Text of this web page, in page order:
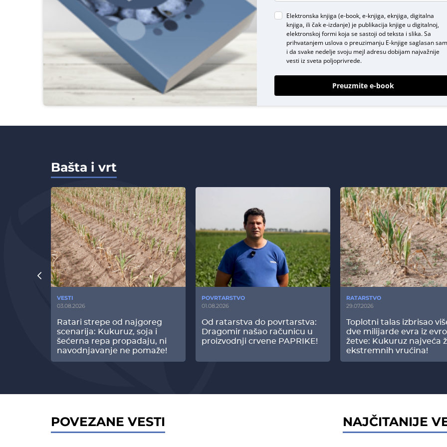
Elektronska knjiga (e-book, e-knjiga, eknjiga, digitalna
knjiga, ili čak e-izdanje) je publikacija knjige u digitalnoj,
elektronskoj formi koja se sastoji od teksta i slika. Sa
prihvatanjem uslova o preuzimanju E-knjigesaglasan sam
i da svake nedelje svoju mejl adresu dobijam najvažnije
vesti iz sveta poljoprivrede.
Preuzmite e-book
Bašta i vrt
VESTI
03.08.2026
Ratari strepe od najgoreg
scenarija: Kukuruz, soja i
šećerna repa propadaju, ni
navodnjavanje ne pomaže!
POVRTARSTVO
01.08.2026
Od ratarstva do povrtarstva:
Dragomir našao računicu u
proizvodnji crvene PAPRIKE!
RATARSTVO
29.07.2026
Toplotni talas izbrisao
dve milijarde evra iz
žetve: Kukuruz najveća
ekstremnih vrućina!
POVEZANE VESTI NAJČITANIJE